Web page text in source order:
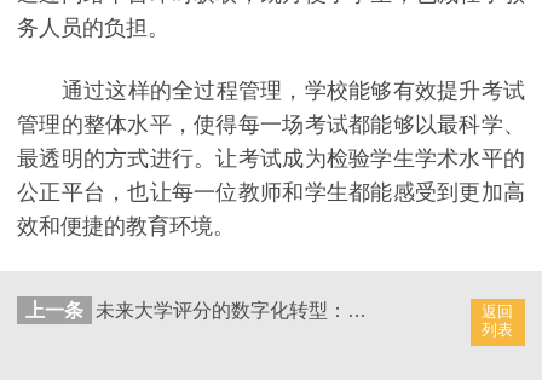
务人员的负担。
通过这样的全过程管理，学校能够有效提升考试
管理的整体水平，使得每一场考试都能够以最科学、
最透明的方式进行。让考试成为检验学生学术水平的
公正平台，也让每一位教师和学生都能感受到更加高
效和便捷的教育环境。
返回
列表
上一条 未来大学评分的数字化转型：AI评分系统